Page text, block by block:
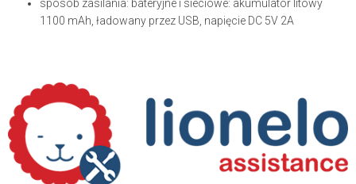
sposób zasilania: bateryjne i sieciowe: akumulator litowy
1100 mAh, ładowany przez USB, napięcie DC 5V 2A